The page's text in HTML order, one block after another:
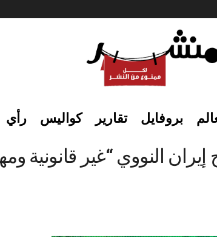
بروفايل تقارير كواليس رأي
النووي “غير قانونية